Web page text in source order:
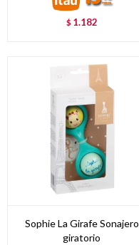
$ 1.182
Sophie La Girafe Sonajero
giratorio